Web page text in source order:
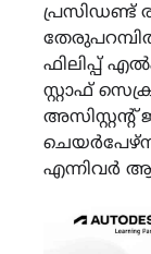
പ്രസിഡണ്ട്
ഫിലിപ്പ്
സ്റ്റാഫ്
എന്നിവർ